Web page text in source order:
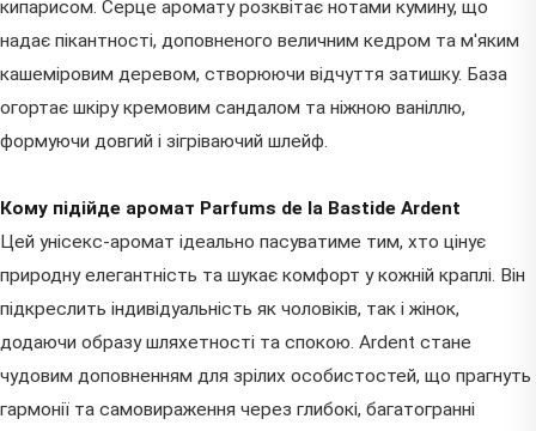
кипарисом. Серце аромату розквітає нотами кумину, що
надає пікантності, доповненого величним кедром та м'яким
кашеміровим деревом, створюючи відчуття затишку. База
огортає шкіру кремовим сандалом та ніжною ваніллю,
формуючи довгий і зігріваючий шлейф.
Кому підійде аромат Parfums de la Bastide Ardent
Цей унісекс-аромат ідеально пасуватиме тим, хто цінує
природну елегантність та шукає комфорт у кожній краплі. Він
підкреслить індивідуальність як чоловіків, так і жінок,
додаючи образу шляхетності та спокою. Ardent стане
чудовим доповненням для зрілих особистостей, що прагнуть
гармонії та самовираження через глибокі, багатогранні